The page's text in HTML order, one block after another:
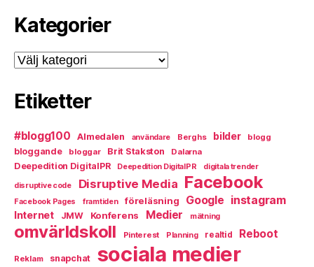
Kategorier
Kategorier
Etiketter
#blogg100 Almedalen användare Berghs bilder blogg
bloggande bloggar Brit Stakston Dalarna
Deepedition DigitalPR Deepedition DigitalPR digitala trender
disruptive code Disruptive Media Facebook
Facebook Pages framtiden föreläsning Google instagram
Internet JMW Konferens Medier mätning
omvärldskoll Pinterest Planning realtid Reboot
Reklam snapchat sociala medier